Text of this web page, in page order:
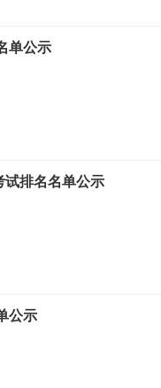
单公示
排名名单公示
公示